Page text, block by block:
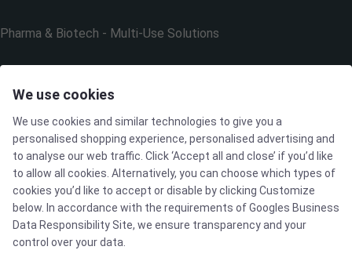
Pharma & Biotech - Multi-Use Solutions
Cleanroom
THE COMPANY
We use cookies
We use cookies and similar technologies to give you a
personalised shopping experience, personalised advertising and
to analyse our web traffic. Click ‘Accept all and close’ if you’d like
to allow all cookies. Alternatively, you can choose which types of
cookies you’d like to accept or disable by clicking Customize
below. In accordance with the requirements ofGoogles Business
Data Responsibility Site, we ensure transparency and your
control over your data.